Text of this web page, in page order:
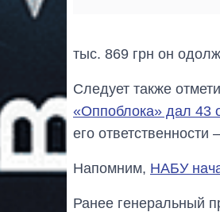
тыс. 869 грн он
Следует также
«Оппоблока» дал 43
его ответственности
Напомним, НАБУ
Ранее генеральный